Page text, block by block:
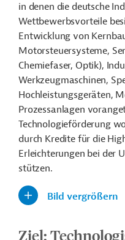
in denen die deutsche
Wettbewerbsvorteile
Entwicklung von
Motorsteuersysteme,
Chemiefaser, Optik),
Werkzeugmaschinen,
Hochleistungsgeräten,
Prozessanlagen
Technologieförderung
durch Kredite für die
Erleichterungen bei der
stützen.
Bild vergrößern
Ziel: